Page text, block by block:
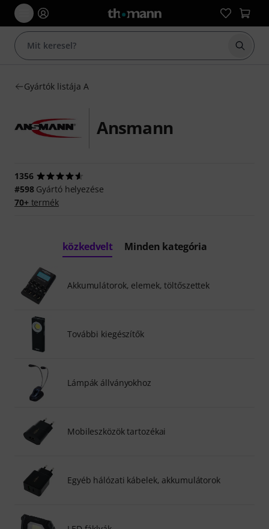
Gyártók listája A
Ansmann
1356
#598Gyártó helyezése
70+termék
közkedvelt Minden kategória
Akkumulátorok, elemek, töltőszettek
További kiegészítők
Lámpák állványokhoz
Mobileszközök tartozékai
Egyéb hálózati kábelek, akkumulátorok